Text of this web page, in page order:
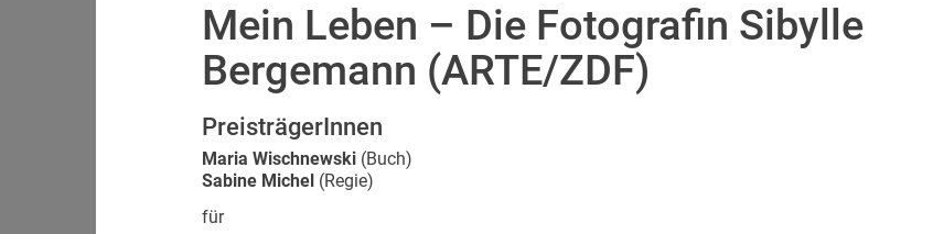
Mein Leben – Die Fotografin Sibylle
Bergemann (ARTE/ZDF)
PreisträgerInnen
Maria Wischnewski (Buch)
Sabine Michel (Regie)
für